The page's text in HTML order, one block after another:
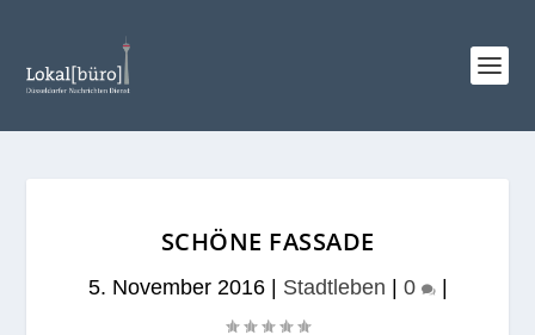
SCHÖNE FASSADE
5. November 2016| Stadtleben 0 |